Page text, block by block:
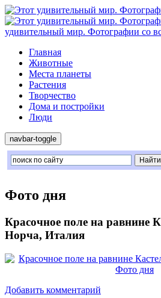
удивительный мир. Фотографии со
Главная
Животные
Места планеты
Растения
Творчество
Дома и постройки
Люди
navbar-toggle
Фото дня
Красочное поле на равнине
Норча, Италия
Добавить комментарий